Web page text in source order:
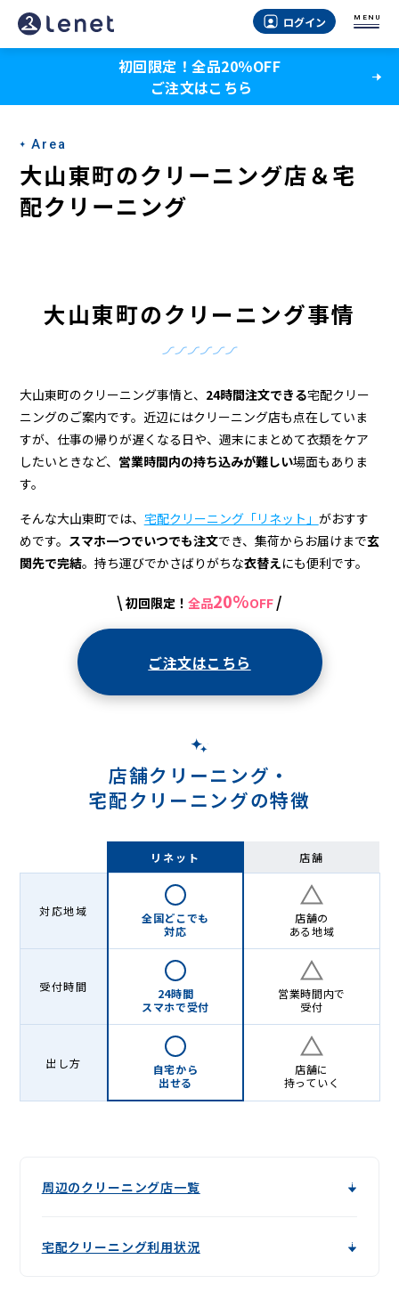
大
山
町
の
ク
リ
＆
宅
配
ク
リ
ー
ログイン MENU
初回限定！全品20％OFF
ご注文はこちら
Area
大山東町のクリーニング店＆宅
配クリーニング
大山東町のクリーニング事情
大山東町のクリーニング事情と、 24時間注文できる宅配クリー
ニングのご案内です。近辺にはクリーニング店も点在していま
すが、仕事の帰りが遅くなる日や、週末にまとめて衣類をケア
したいときなど、 営業時間内の持ち込みが難しい場面もありま
す。
そんな大山東町では、 宅配クリーニング「リネット」 がおすす
めです。 スマホ一つでいつでも注文でき、集荷からお届けまで玄
関先で完結。持ち運びでかさばりがちな衣替えにも便利です。
\ 初回限定！ 全品20%OFF /
ご注文はこちら
店舗クリーニング・
宅配クリーニングの特徴
リネット 店舗
対応地域
全国どこでも
対応
店舗の
ある地域
受付時間
24時間
スマホで受付
営業時間内で
受付
出し方
自宅から
出せる
店舗に
持っていく
周辺のクリーニング店一覧
宅配クリーニング利用状況